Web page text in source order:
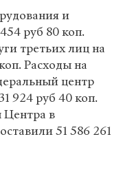
и
руб 80 коп.
третьих лиц на
Расходы на
центр
924 руб 40 коп.
Центра в
51 586 261